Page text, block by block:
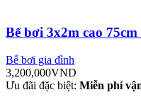
Bể bơi 3x2m cao
Bể bơi gia đình
3,200,000VND
Ưu đãi đặc biệt: Miễn phí